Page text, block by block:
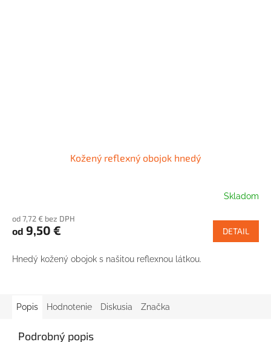
Kožený reflexný obojok hnedý
Skladom
od 7,72 € bez DPH
od 9,50 € DETAIL
Hnedý kožený obojok s našitou reflexnou látkou.
Popis Hodnotenie Diskusia Značka
Podrobný popis